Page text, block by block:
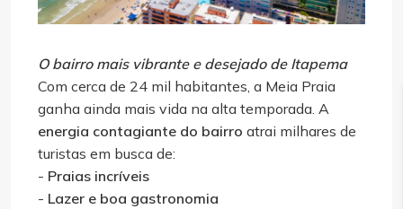
O bairro mais vibrante e desejado de Itapema
Com cerca de 24 mil habitantes, a Meia Praia
ganha ainda mais vida na alta temporada. A
energia contagiante do bairro atrai milhares de
turistas em busca de:
- Praias incríveis
- Lazer e boa gastronomia